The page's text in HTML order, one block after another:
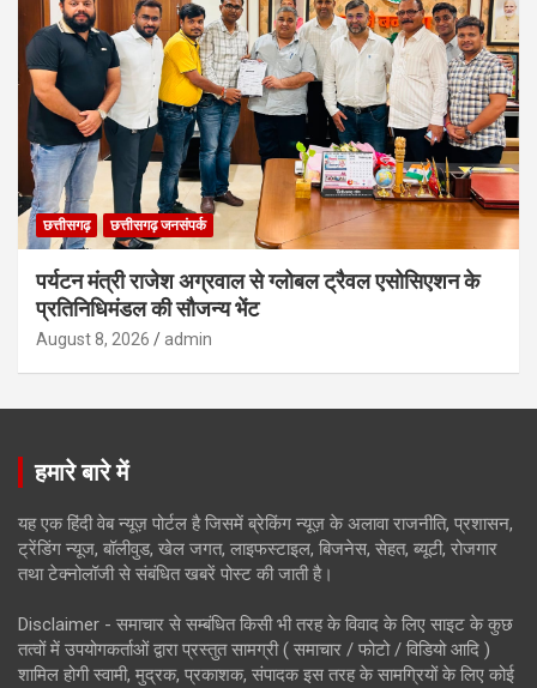
छत्तीसगढ़ छत्तीसगढ़ जनसंपर्क
पर्यटन मंत्री राजेश अग्रवाल से ग्लोबल ट्रैवल एसोसिएशन के
प्रतिनिधिमंडल की सौजन्य भेंट
August 8, 2026 admin
हमारे बारे में
यह एक हिंदी वेब न्यूज़ पोर्टल है जिसमें ब्रेकिंग न्यूज़ के अलावा राजनीति, प्रशासन,
ट्रेंडिंग न्यूज, बॉलीवुड, खेल जगत, लाइफस्टाइल, बिजनेस, सेहत, ब्यूटी, रोजगार
तथा टेक्नोलॉजी से संबंधित खबरें पोस्ट की जाती है।
Disclaimer - समाचार से सम्बंधित किसी भी तरह के विवाद के लिए साइट के कुछ
तत्वों में उपयोगकर्ताओं द्वारा प्रस्तुत सामग्री ( समाचार / फोटो / विडियो आदि )
शामिल होगी स्वामी, मुद्रक, प्रकाशक, संपादक इस तरह के सामग्रियों के लिए कोई